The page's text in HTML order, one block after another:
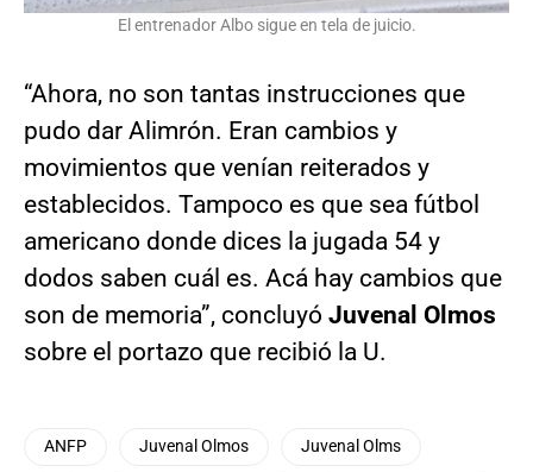
El entrenador Albo sigue en tela de juicio.
“Ahora, no son tantas instrucciones que
pudo dar Alimrón. Eran cambios y
movimientos que venían reiterados y
establecidos. Tampoco es que sea fútbol
americano donde dices la jugada 54 y
dodos saben cuál es. Acá hay cambios que
son de memoria”, concluyó Juvenal Olmos
sobre el portazo que recibió la U.
ANFP Juvenal Olmos Juvenal Olms